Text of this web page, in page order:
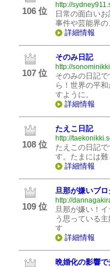
106 位
http://
日常の面白い
事件や芸能界の
詳細情報
107 位
そのみ日記
http://
そのみの日記
ら！世界の平
すように。
詳細情報
108 位
たえこ日記
http://
たえこの日記
す。たまには難
詳細情報
109 位
旦那が嫌いブ
http://
旦那が嫌い！
う思っている
す
詳細情報
晩婚化の影響で